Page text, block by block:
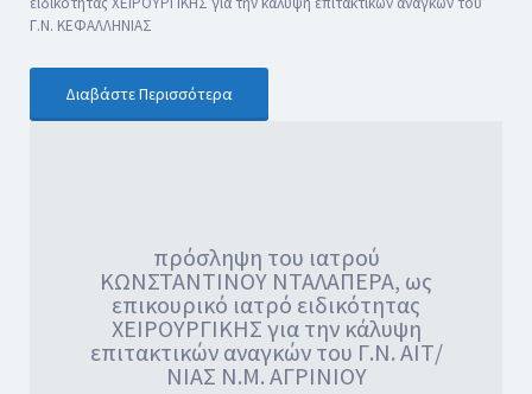
Γ.Ν. ΚΕΦΑΛΛΗΝΙΑΣ
Διαβάστε Περισσότερα
πρόσληψη του ιατρού
ΚΩΝΣΤΑΝΤΙΝΟΥ ΝΤΑΛΑΠΕΡΑ, ως
επικουρικό ιατρό ειδικότητας
ΧΕΙΡΟΥΡΓΙΚΗΣ για την κάλυψη
επιτακτικών αναγκών του Γ.Ν. ΑΙΤ/
ΝΙΑΣ Ν.Μ. ΑΓΡΙΝΙΟΥ